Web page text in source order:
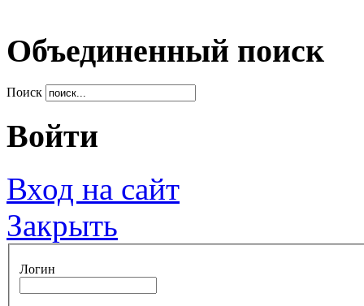
Объединенный поиск
Поиск
Войти
Вход на сайт
Закрыть
Логин